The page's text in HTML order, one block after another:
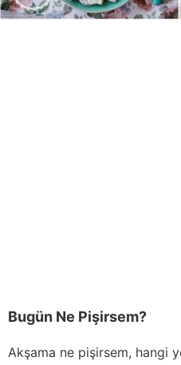
Bugün Ne Pişirsem?
Akşama ne pişirsem, hangi